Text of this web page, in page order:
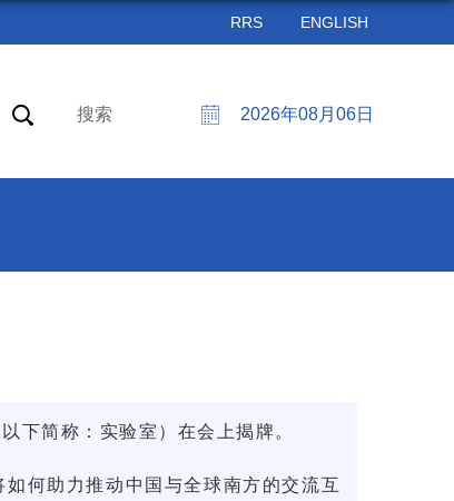
RRS ENGLISH
2026年08月06日
搜索
以下简称：实验室）在会上揭牌。
如何助力推动中国与全球南方的交流互